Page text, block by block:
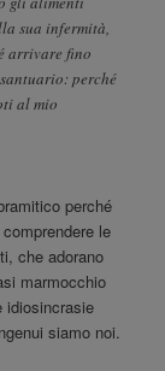
sua infermità,
arrivare fino
perché
al mio
perché
le
che adorano
marmocchio
idiosincrasie
siamo noi.